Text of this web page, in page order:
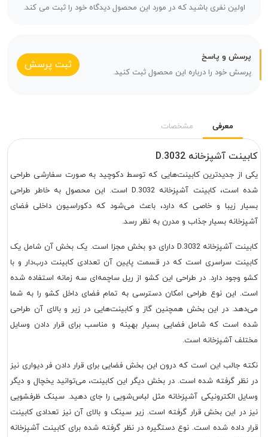
اولین نفری باشید که در مورد این محصول دیدگاه خود را ثبت می کند.
پرسش و پاسخ
پرسش خود را درباره این محصول ثبت کنید.
ثبت پرسش
معرفی مشخصات
کابینت آشپزخانه D.3032
یکی از جدیدترین کابینت‌هایی که توسط دکوچید به صورت سفارشی طراحی
شده است،کابینت آشپزخانه D.3032
است. این محصول به خاطر طراحی
بسیار زیبا و خاصی که دارد، باعث می‌شود که دکوراسیون داخلی فضای
آشپزخانه بسیار جذاب و مدرن به نظر رسد.
کابینت آشپزخانه D.3032
دارای دو بخش مجزا است. یک بخش آن شامل یک
کابینت سراسری است که در قسمت پایین آن تعدادی کابینت درب‌دار و با
کشو وجود دارد. در طراحی این کشو از ریل ساچمه‌ای سه زمانه استفاده شده
است. این نوع طراحی امکان دسترسی به تمام فضای داخل کشو را به شما
می‌دهد. در این بخش همچنین گاز و کابینت‌هایی در زیر و بالای آن طراحی
شده است که شامل فضایی بسیار بهینه و مناسب برای قرار دادن وسایل
مختلف آشپزخانه است.
نکته جالب این است که درون این بخش فضایی برای قرار دادن فر دیواری نیز
در نظر گرفته شده است. در بخش دیگر این کابینت، می‌توانید یخچال و دیگر
وسایل الکترونیکی آشپزخانه مثل لباس‌شویی را جای دهید. سینک ظرفشویی
نیز در این بخش قرار گرفته است. زیر سینک و بالای آن نیز تعدادی کابینت
قرار داده شده است. نوع دستگیره در نظر گرفته شده برای کابینت آشپزخانه